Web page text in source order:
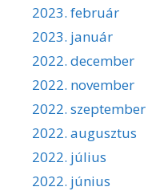
2023. február
2023. január
2022. december
2022. november
2022. szeptember
2022. augusztus
2022. július
2022. június